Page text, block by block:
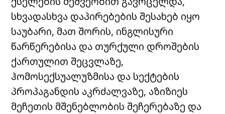
სხვადასხვა დაპირებების შესახებ იყო
საუბარი, მათ შორის, ინგლისური
წარწერებისა და თურქული დროშების
ქართულით შეცვლაზე,
ჰომოსექსუალუზმისა და სექტების
პროპაგანდის აკრძალვაზე, აზიზიეს
მეჩეთის მშენებლობის შეჩერებაზე და